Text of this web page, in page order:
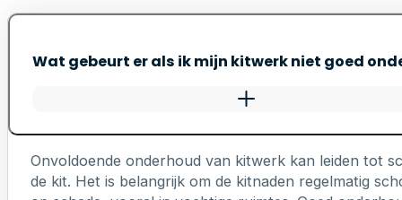
Wat gebeurt er als ik mijn kitwerk niet goed
Onvoldoende onderhoud van kitwerk kan leiden tot
de kit. Het is belangrijk om de kitnaden regelmatig